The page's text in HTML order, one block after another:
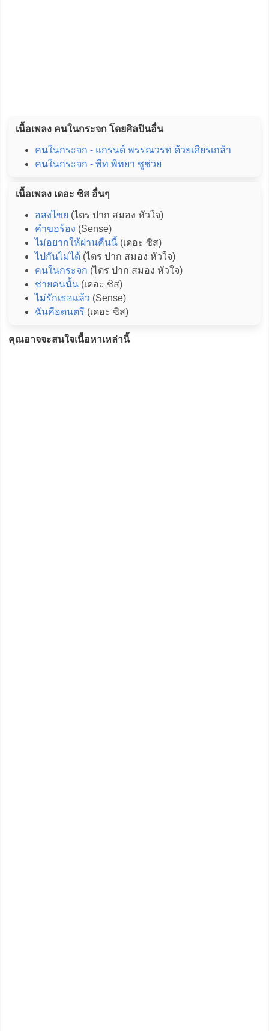
เนื้อเพลง คนในกระจก โดยศิลปินอื่น
คนในกระจก - แกรนด์ พรรณวรท ด้วยเศียรเกล้า
คนในกระจก - พีท พิทยา ชูช่วย
เนื้อเพลง เดอะ ซิส อื่นๆ
อสงไขย (ไตร ปาก สมอง หัวใจ)
คำขอร้อง (Sense)
ไม่อยากให้ผ่านคืนนี้(เดอะ ซิส)
ไปกันไม่ได้(ไตร ปาก สมอง หัวใจ)
คนในกระจก (ไตร ปาก สมอง หัวใจ)
ชายคนนั้น(เดอะ ซิส)
ไม่รักเธอแล้ว (Sense)
ฉันคือดนตรี (เดอะ ซิส)
คุณอาจจะสนใจเนื้อหาเหล่านี้